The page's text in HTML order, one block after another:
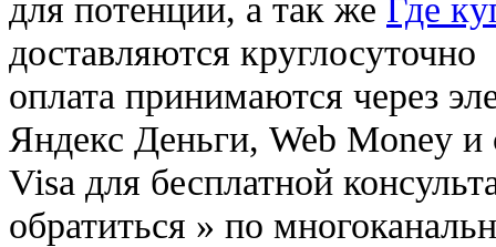
для потенции, а так же Где
доставляются круглосуточно
оплата принимаются через
Яндекс Деньги, Web Money и
Visa для бесплатной
обратиться » по